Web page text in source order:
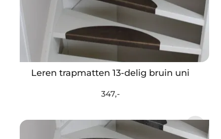
Leren trapmatten 13-delig bruin uni
347,-